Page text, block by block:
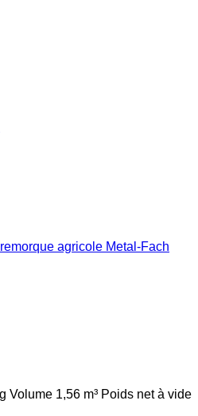
remorque agricole Metal-Fach
Volume 1,56 m³ Poids net à vide